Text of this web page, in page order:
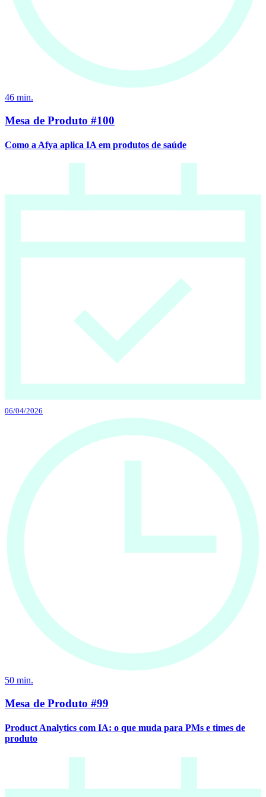
46 min.
Mesa de Produto #100
Como a Afya aplica IA em produtos de saúde
06/04/2026
50 min.
Mesa de Produto #99
Product Analytics com IA: o que muda para PMs e times de
produto